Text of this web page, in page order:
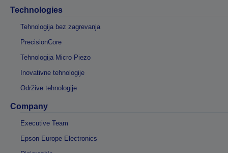
Technologies
Tehnologija bez zagrevanja
PrecisionCore
Tehnologija Micro Piezo
Inovativne tehnologije
Održive tehnologije
Company
Executive Team
Epson Europe Electronics